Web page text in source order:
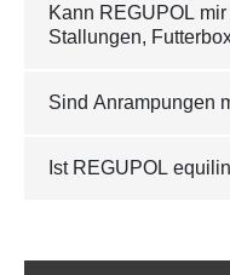
Kann REGUPOL
Stallungen,
Sind Anrampungen
Ist REGUPOL